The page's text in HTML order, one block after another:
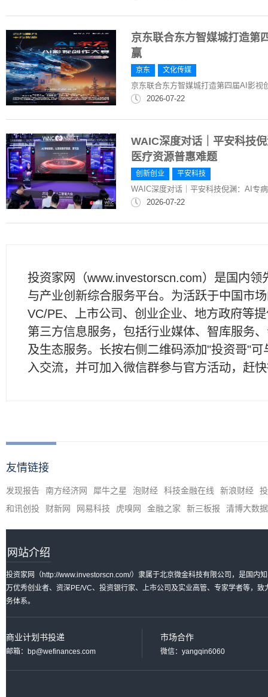
京东联合东方智媒城打造第
赢
京东 文化传媒
京东联合东方智媒城打造第四届AI影视
2026-07-22
WAIC深度对话｜平安科技
医疗资源普惠难题
创新创业 平安科技
WAIC深度对话｜平安科技倪渊：AI专
2026-07-22
投资家网（www.investorscn.com）是国内领
与产业创新综合服务平台。为活跃于中国市
VC/PE、上市公司、创业企业、地方政府等
第三方信息服务，包括行业媒体、智库服务
及生态服务。长按右侧二维码添加"投资哥"可
入交流，并可加入微信群参与官方活动，赶
友情链接
发现报告 南方经济网 犀牛之星 泡财经 科技金融在线 新浪财经
和讯创投
财新网 网易科技 虎嗅网 金融之家 新三板报 清博大数据
网站介绍
投资家网（http://www.investorscn.com/）隶属于北京微金科技有限公司，是国内
万优秀创业者、资深PE/VC、投资银行家、上市公司及实业高管、专家学者等，
务体系。
商业计划书投递
邮箱：bp@wefinances.com
市场合作
微信：yangqin6060